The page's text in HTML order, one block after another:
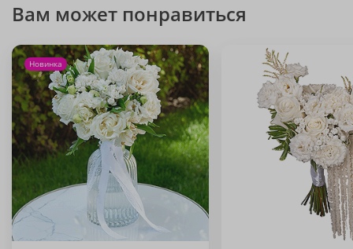
Вам может понравиться
Новинка